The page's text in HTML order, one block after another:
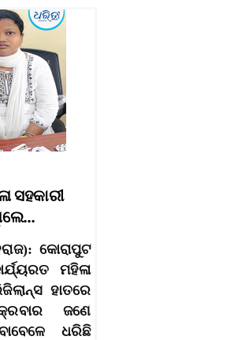
ସହକାରୀ
କୋରାପୁଟ
ମହିଳା
ହାତରେ
ଜଣେ
ଧରିଛି